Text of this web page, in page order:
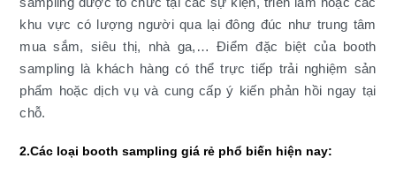
khu vực có lượng người qua lại đông đúc như trung tâm
mua sắm, siêu thị, nhà ga,… Điểm đặc biệt của booth
sampling là khách hàng có thể trực tiếp trải nghiệm sản
phẩm hoặc dịch vụ và cung cấp ý kiến phản hồi ngay tại
chỗ.
2.Các loại booth sampling giá rẻ phổ biến hiện nay: